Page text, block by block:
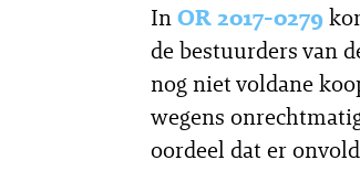
InOR 2017-0279
de bestuurders van
nog niet voldane
wegens
oordeel dat er